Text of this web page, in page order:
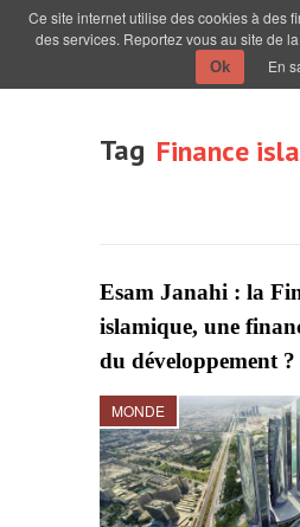
Tag Finance
Esam Janahi : la
islamique, une
du développement ?
MONDE
Ce site internet utilise des cookies à des
des services. Reportez vous au site de
Ok En